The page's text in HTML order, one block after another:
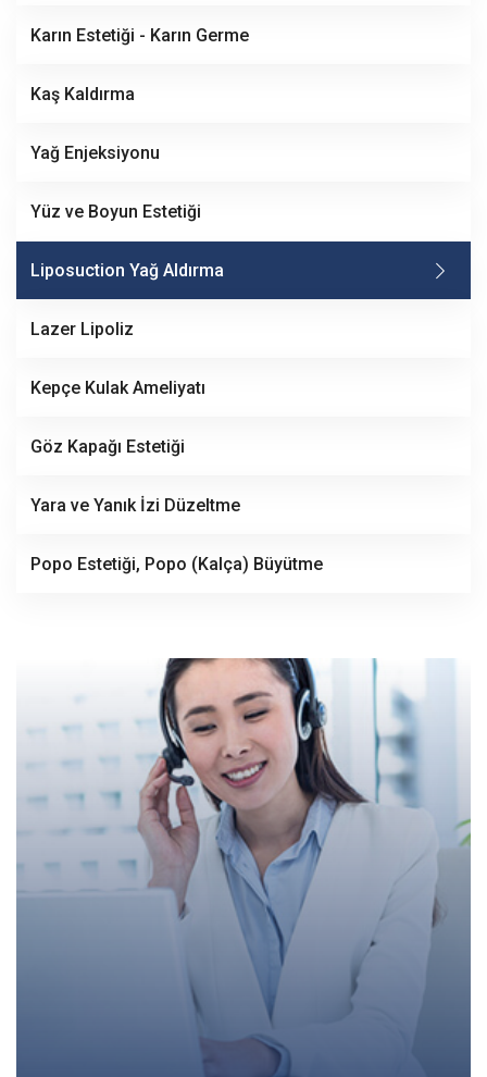
Karın Estetiği - Karın Germe
Kaş Kaldırma
Yağ Enjeksiyonu
Yüz ve Boyun Estetiği
Liposuction Yağ Aldırma
Lazer Lipoliz
Kepçe Kulak Ameliyatı
Göz Kapağı Estetiği
Yara ve Yanık İzi Düzeltme
Popo Estetiği, Popo (Kalça) Büyütme